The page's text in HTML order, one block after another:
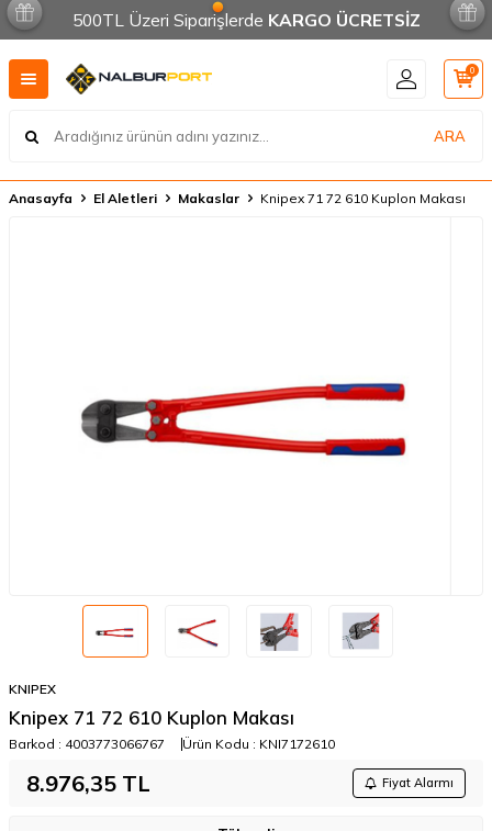
500TL Üzeri Siparişlerde KARGO ÜCRETSİZ
ARA
0
Anasayfa El Aletleri Makaslar Knipex 71 72 610 Kuplon Makası
KNIPEX
Knipex 71 72 610 Kuplon Makası
Barkod : 4003773066767 Ürün Kodu : KNI7172610
8.976,35 TL Fiyat Alarmı